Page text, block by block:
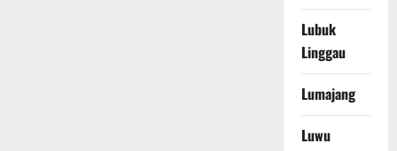
Lubuk
Linggau
Lumajang
Luwu